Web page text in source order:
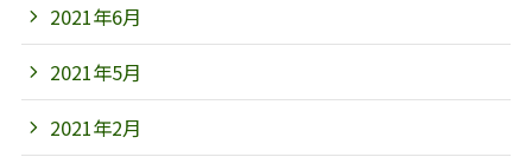
2021年6月
2021年5月
2021年2月